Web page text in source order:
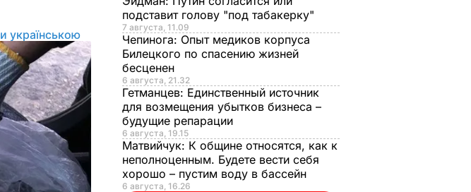
українською
подставит голову "под табакерку"
7 августа, 11.09
Чепинога: Опыт медиков корпуса
Билецкого по спасению жизней
бесценен
6 августа, 21.32
Гетманцев: Единственный источник
для возмещения убытков бизнеса –
будущие репарации
6 августа, 19.15
Матвийчук: К общине относятся, как к
неполноценным. Будете вести себя
хорошо – пустим воду в бассейн
6 августа, 16.26